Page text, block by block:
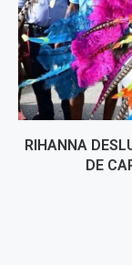
RIHANNA
DE